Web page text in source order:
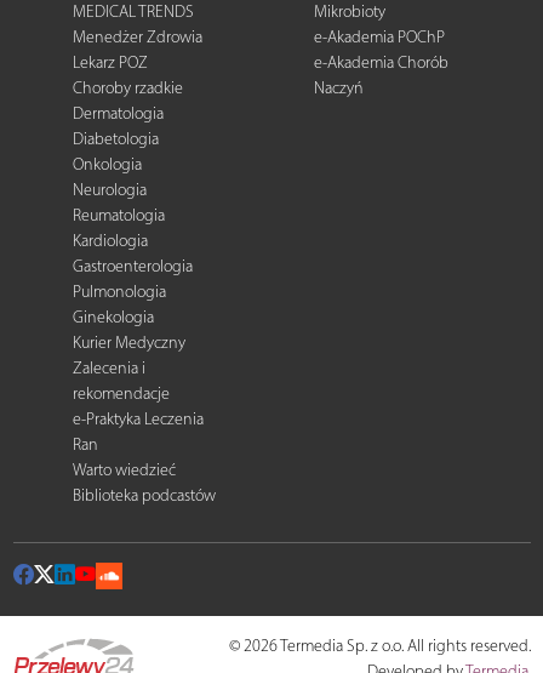
MEDICAL TRENDS
Menedżer Zdrowia
Lekarz POZ
Choroby rzadkie
Dermatologia
Diabetologia
Onkologia
Neurologia
Reumatologia
Kardiologia
Gastroenterologia
Pulmonologia
Ginekologia
Kurier Medyczny
Zalecenia i
rekomendacje
e-Praktyka Leczenia
Ran
Warto wiedzieć
Biblioteka podcastów
Mikrobioty
e-Akademia POChP
e-Akademia Chorób
Naczyń
© 2026 Termedia Sp. z o.o. All rights reserved.